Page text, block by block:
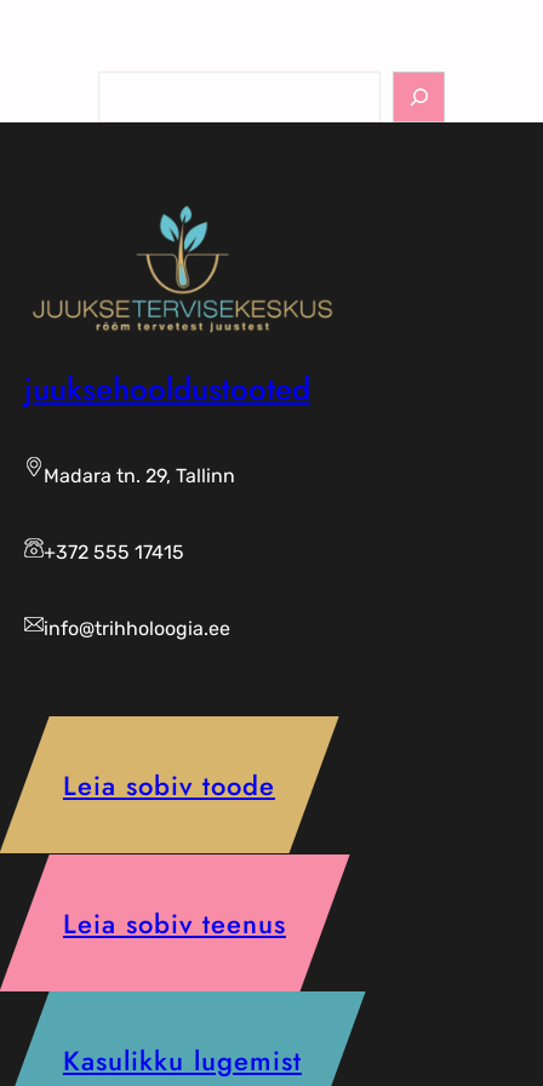
juuksehooldustooted
Madara tn. 29, Tallinn
+372 555 17415
info@trihholoogia.ee
Leia sobiv toode
Leia sobiv teenus
Kasulikku lugemist